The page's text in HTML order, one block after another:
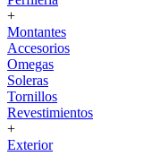
+
Montantes
Accesorios
Omegas
Soleras
Tornillos
Revestimientos
+
Exterior